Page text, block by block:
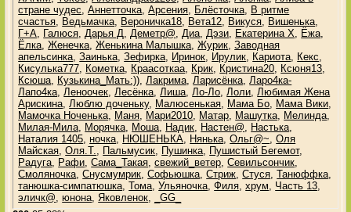
стране чудес,Аннетточка,Арсения, Блёсточка, В ритме
счастья, Ведьмачка, Вероничка18, Вета12, Викуся, Вишенька,
Г+А, Галюся,Дарья Д,Деметр@,Диа,Дэзи, Екатерина Х, Ёжа,
Ёлка,Женечка,Женькина Малышка,Журик,Заводная
апельсинка,Заинька,Зефирка, Иринок, Ирулик, Кариота, Кекс,
Кисулька777, Кометка, Краасоткаа, Крик, Кристина20, Ксюня13,
Ксюша, Кузькина_Мать:)),Лакрима,Ларисёнка,Ларо4ка-
Лапо4ка,Леноочек,Лесёнка,Лиша,Ло-Ло,Лоли,Любимая Жена
Арискина,Люблю доченьку, Малюсенькая, Мама Бо, Мама Вики,
Мамочка Ноченька, Маня, Мари2010, Матар, Машутка, Мелинда,
Милая-Мила, Морячка, Моша, Надик, Настен@, Настька,
Наталия 1405,ночка, НЮШЕНЬКА, Нянька,Ольг@~,Оля
Майская,Оля.Т., Пальмусик, Пушинка, Пушистый Бегемот,
Радуга, Рафи,Сама_Такая,свежий_ветер,Севильсончик,
Смоляночка,Снусмумрик,Софьюшка,Стриж,Стуся,Танюффка,
танюшка-симпатюшка,Тома,Ульяночка,Филя,хрум, Часть 13,
эличк@,юнона,Яковленок,
_GG_